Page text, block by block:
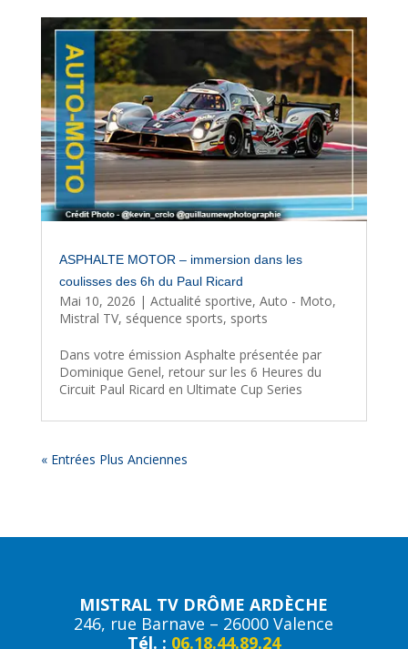
ASPHALTE MOTOR – immersion dans les
coulisses des 6h du Paul Ricard
Mai 10, 2026 | Actualité sportive, Auto - Moto,
Mistral TV, séquence sports, sports
Dans votre émission Asphalte présentée par
Dominique Genel, retour sur les 6 Heures du
Circuit Paul Ricard en Ultimate Cup Series
« Entrées Plus Anciennes
MISTRAL TV DRÔME ARDÈCHE
246, rue Barnave – 26000 Valence
Tél. : 06.18.44.89.24